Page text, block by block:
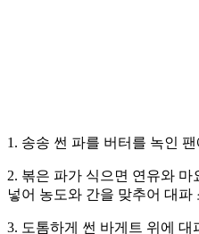
1. 송송 썬 파를 버터를 녹인
2. 볶은 파가 식으면 연유와
넣어 농도와 간을 맞추어 대파
3. 도톰하게 썬 바게트 위에 대